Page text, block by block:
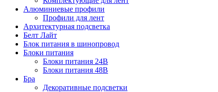
Алюминиевые профили
Профили для лент
Архитектурная подсветка
Белт Лайт
Блок питания в шинопровод
Блоки питания
Блоки питания 24В
Блоки питания 48В
Бра
Декоративные подсветки